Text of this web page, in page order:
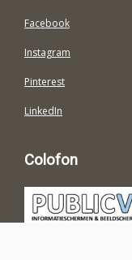
Facebook
Instagram
Pinterest
LinkedIn
Colofon